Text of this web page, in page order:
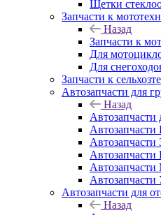
Щетки
Запчасти к
Назад
Запчасти к
Для
Для
Запчасти к
Автозапчасти для
Назад
Автозапчасти
Автозапчасти
Автозапчасти
Автозапчасти для
Назад